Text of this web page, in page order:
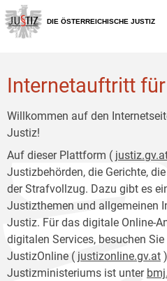
Zur
Hauptnavigation
[1]
Zum
Inhalt
[2]
DIE ÖSTERREICHISCHE JUSTIZ
Internetauftritt
Willkommen auf den
Justiz!
Auf dieser Plattform (
Justizbehörden, die Gerichte,
der Strafvollzug. Dazu gibt es
Justizthemen und allgemeinen
Justiz. Für das digitale Online-
digitalen Services, besuchen
JustizOnline ( justizonline.gv.at
Justizministeriums ist unter